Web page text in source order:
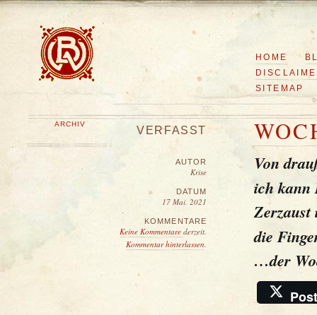
HOME
SITEMAP
ARCHIV
VERFASST
AUTOR
Krise
DATUM
17 Mai, 2021
KOMMENTARE
Keine Kommentare derzeit.
Kommentar hinterlassen.
Von
ich kann
Zerzaust
die
…der
Post